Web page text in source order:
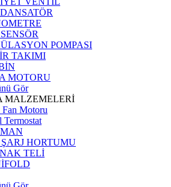
POMPASI
TAKIMI
MOTORU
Gör
MALZEMELERİ
Fan Motoru
Termostat
HORTUMU
TELİ